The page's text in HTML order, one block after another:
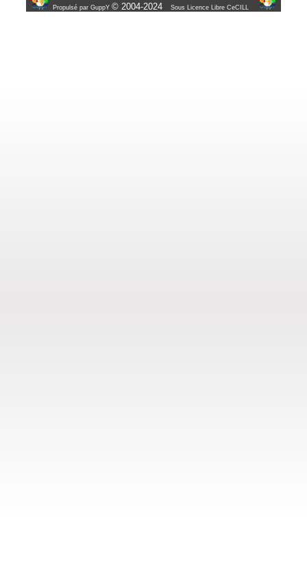
Propulsé par GuppY© 2004-2024 Sous Licence Libre CeCILL